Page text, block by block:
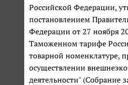
Российской Федерации,
постановлением
Федерации от 27 ноября
Таможенном тарифе
товарной номенклатуре,
осуществлении
деятельности" (Собрание